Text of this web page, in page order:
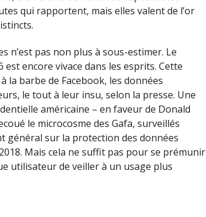
qui rapportent, mais elles valent de l’or
n’est pas non plus à sous-estimer. Le
est encore vivace dans les esprits. Cette
barbe de Facebook, les données
le tout à leur insu, selon la presse. Une
américaine – en faveur de Donald
le microcosme des Gafa, surveillés
général sur la protection des données
Mais cela ne suffit pas pour se prémunir
utilisateur de veiller à un usage plus